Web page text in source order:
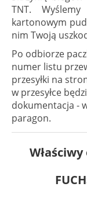
TNT.
kartonowym
nim Twoją
Po odbiorze
numer listu
przesyłki na
w przesyłce
dokumentacja -
paragon.